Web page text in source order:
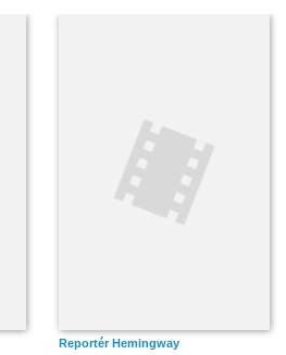
Reportér Hemingway